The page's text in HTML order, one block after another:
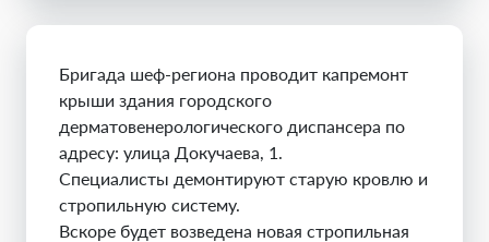
Бригада шеф-региона проводит капремонт
крыши здания городского
дерматовенерологического диспансера по
адресу: улица Докучаева, 1.
Специалисты демонтируют старую кровлю и
стропильную систему.
Вскоре будет возведена новая стропильная